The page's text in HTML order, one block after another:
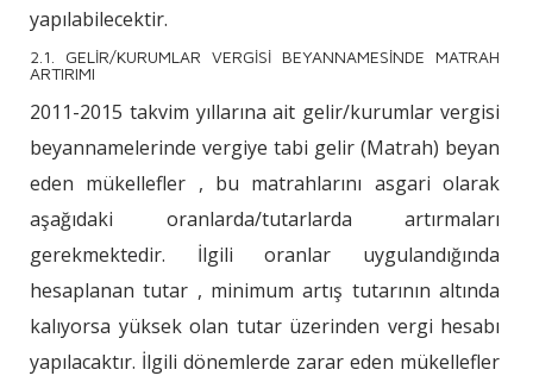
yapılabilecektir.
2.1. GELİR/KURUMLAR VERGİSİ BEYANNAMESİNDE MATRAH
ARTIRIMI
2011-2015 takvim yıllarına ait gelir/kurumlar vergisi
beyannamelerinde vergiye tabi gelir (Matrah) beyan
eden mükellefler , bu matrahlarını asgari olarak
aşağıdaki oranlarda/tutarlarda artırmaları
gerekmektedir. İlgili oranlar uygulandığında
hesaplanan tutar , minimum artış tutarının altında
kalıyorsa yüksek olan tutar üzerinden vergi hesabı
yapılacaktır. İlgili dönemlerde zarar eden mükellefler